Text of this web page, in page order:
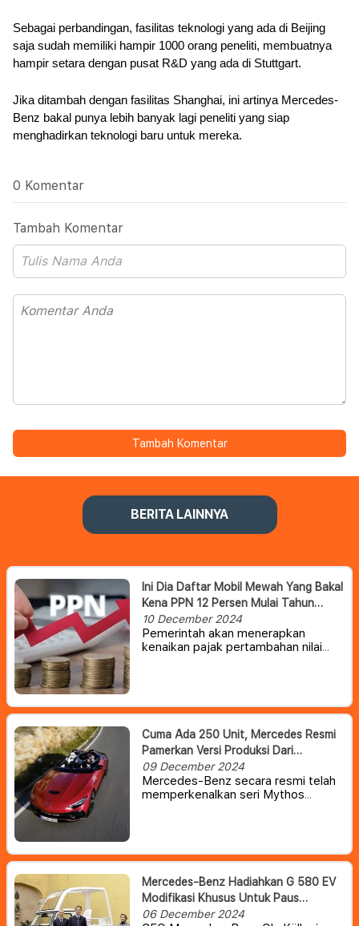
Sebagai perbandingan, fasilitas teknologi yang ada di Beijing
saja sudah memiliki hampir 1000 orang peneliti, membuatnya
hampir setara dengan pusat R&D yang ada di Stuttgart.
Jika ditambah dengan fasilitas Shanghai, ini artinya Mercedes-
Benz bakal punya lebih banyak lagi peneliti yang siap
menghadirkan teknologi baru untuk mereka.
0 Komentar
Tambah Komentar
Tambah Komentar
BERITA LAINNYA
Ini Dia Daftar Mobil Mewah Yang Bakal
Kena PPN 12 Persen Mulai Tahun
Depan
10 December 2024
Pemerintah akan menerapkan
kenaikan pajak pertambahan nilai
Indonesia.
Cuma Ada 250 Unit, Mercedes Resmi
Pamerkan Versi Produksi Dari
PureSpeed Concept
09 December 2024
Mercedes-Benz secara resmi telah
memperkenalkan seri Mythos
Mercedes-Benz Hadiahkan G 580 EV
Modifikasi Khusus Untuk Paus
Fransiskus
06 December 2024